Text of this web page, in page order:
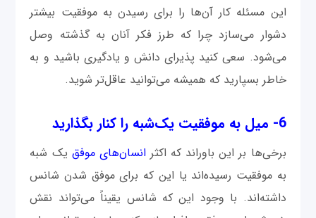
این مسئله کار آن‌ها را برای رسیدن به موفقیت بیشتر
دشوار می‌سازد چرا که طرز فکر آنان به گذشته وصل
می‌شود. سعی کنید پذیرای دانش و یادگیری باشید و به
خاطر بسپارید که همیشه می‌توانید عاقل‌تر شوید.
6- میل به موفقیت یک‌شبه را کنار بگذارید
برخی‌ها بر این باوراند که اکثر انسان‌های موفق یک شبه
به موفقیت رسیده‌اند یا این که برای موفق شدن شانس
داشته‌اند. با وجود این که شانس یقیناً می‌تواند نقش